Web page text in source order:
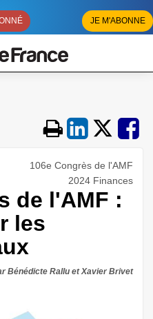
JE M'ABONNE
106e Congrès de l'AMF
2024 Finances
de l'AMF :
les
Bénédicte Rallu et Xavier Brivet